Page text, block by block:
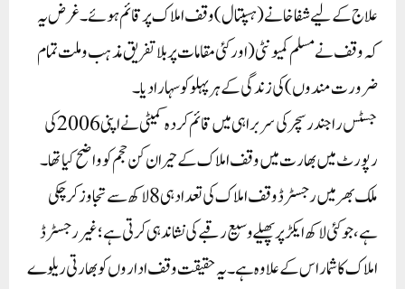
علاج کے لیے شفاخانے (ہسپتال) وقف املاک پر قائم ہوئے۔ غرض یہ
کہ وقف نے مسلم کمیونٹی (اور کئی مقامات پر بلا تفریق مذہب و ملت تمام
ضرورت مندوں) کی زندگی کے ہر پہلو کو سہارا دیا۔
جسٹس راجندر سچر کی سربراہی میں قائم کردہ کمیٹی نے اپنی 2006 کی
رپورٹ میں بھارت میں وقف املاک کے حیران کن حجم کو واضح کیا تھا۔
ملک بھر میں رجسٹرڈ وقف املاک کی تعداد ہی 8 لاکھ سے تجاوز کر چکی
ہے، جو کئی لاکھ ایکڑ پر پھیلے وسیع رقبے کی نشاندہی کرتی ہے؛ غیر رجسٹرڈ
املاک کا شمار اس کے علاوہ ہے۔ یہ حقیقت وقف اداروں کو بھارتی ریلوے